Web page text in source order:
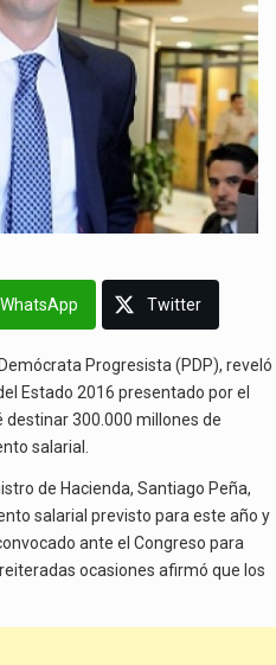
WhatsApp Twitter
Progresista (PDP), reveló
Estado 2016 presentado por el
destinar 300.000 millones de
salarial.
de Hacienda, Santiago Peña,
salarial previsto para este año y
ante el Congreso para
ocasiones afirmó que los